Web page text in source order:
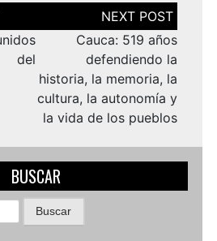
del
Cauca: 519 años
defendiendo la
historia, la memoria, la
cultura, la autonomía y
la vida de los pueblos
BUSCAR